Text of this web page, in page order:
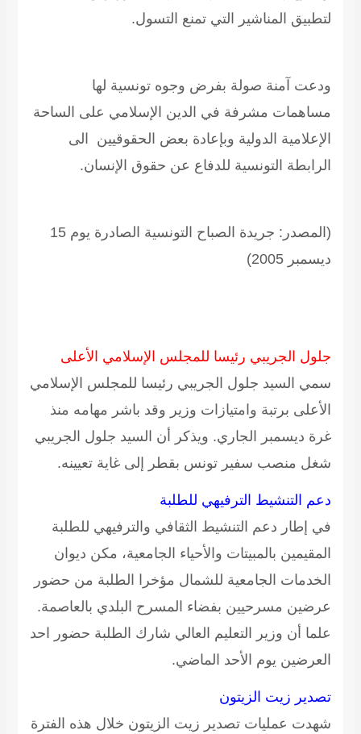
لتطبيق المناشير التي تمنع التسول.
ودعت آمنة صولة بفرض وجوه تونسية لها
مساهمات مشرفة في الدين الإسلامي على الساحة
الإعلامية الدولية وبإعادة بعض الحقوقيين الى
الرابطة التونسية للدفاع عن حقوق الإنسان.
(المصدر: جريدة الصباح التونسية الصادرة يوم 15
ديسمبر 2005)
جلول الجريبي رئيسا للمجلس الإسلامي الأعلى
سمي السيد جلول الجريبي رئيسا للمجلس الإسلامي
الأعلى برتبة وامتيازات وزير وقد باشر مهامه منذ
غرة ديسمبر الجاري. ويذكر أن السيد جلول الجريبي
شغل منصب سفير تونس بقطر إلى غاية تعيينه.
دعم التنشيط الترفيهي للطلبة
في إطار دعم التنشيط الثقافي والترفيهي للطلبة
المقيمين بالمبيتات والأحياء الجامعية، مكن ديوان
الخدمات الجامعية للشمال مؤخرا الطلبة من حضور
عرضين مسرحيين بفضاء المسرح البلدي بالعاصمة.
علما أن وزير التعليم العالي شارك الطلبة حضور احد
العرضين يوم الأحد الماضي.
تصدير زيت الزيتون
شهدت عمليات تصدير زيت الزيتون خلال هذه الفترة